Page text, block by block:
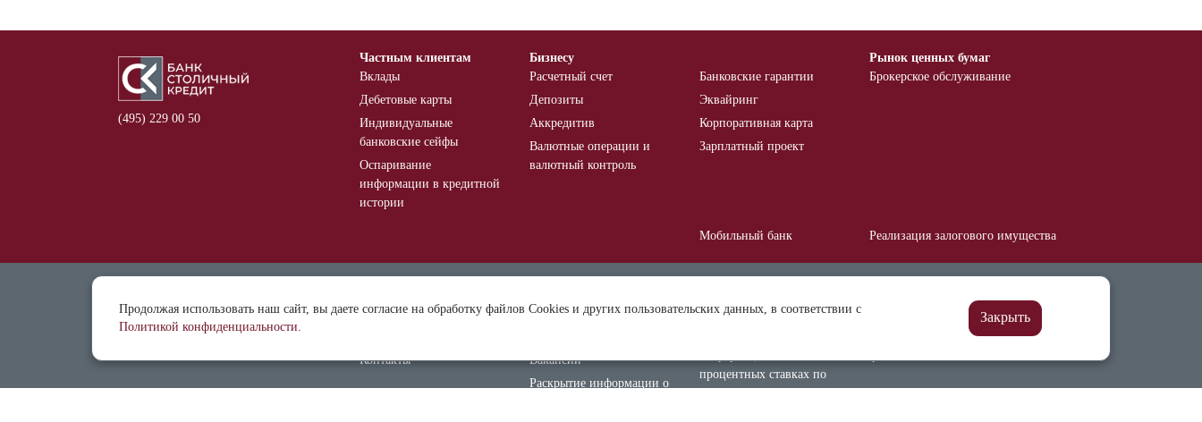
(495) 229 00 50
Частным клиентам
Вклады
Дебетовые карты
Индивидуальные
банковские сейфы
Оспаривание
информации в кредитной
истории
Бизнесу
Расчетный счет
Депозиты
Аккредитив
Валютные операции и
валютный контроль
Банковские гарантии
Эквайринг
Корпоративная карта
Зарплатный проект
Рынок ценных бумаг
Брокерское обслуживание
Мобильный банк Реализация залогового имущества
Документы и тарифы
Контакты
Раскрытие информации
Вакансии
Раскрытие информации о
Система страхования
процентных ставках по
Продолжая использовать наш сайт, вы даете согласие на обработку файлов Cookies и других пользовательских данных, в соответствии с
Политикой конфиденциальности.
Закрыть